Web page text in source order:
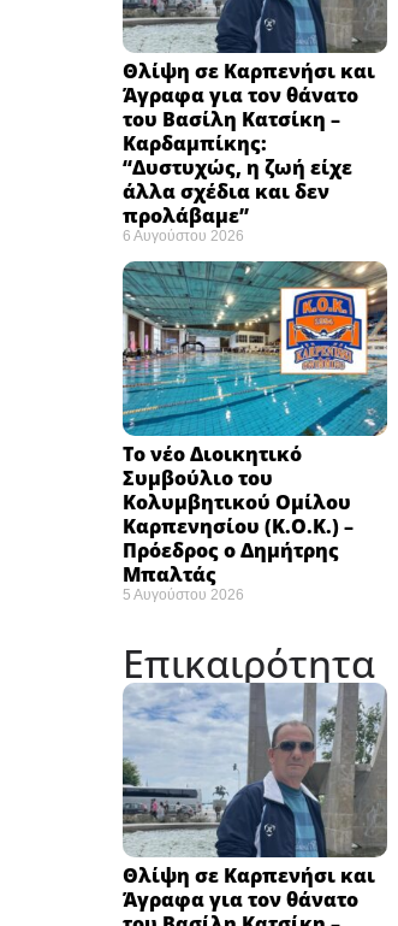
Θλίψη σε Καρπενήσι και
Άγραφα για τον θάνατο
του Βασίλη Κατσίκη –
Καρδαμπίκης:
“Δυστυχώς, η ζωή είχε
άλλα σχέδια και δεν
προλάβαμε”
6 Αυγούστου 2026
Το νέο Διοικητικό
Συμβούλιο του
Κολυμβητικού Ομίλου
Καρπενησίου (Κ.Ο.Κ.) –
Πρόεδρος ο Δημήτρης
Μπαλτάς
5 Αυγούστου 2026
Επικαιρότητα
Θλίψη σε Καρπενήσι και
Άγραφα για τον θάνατο